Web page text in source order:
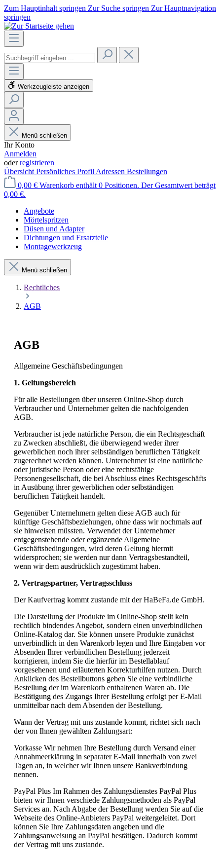
Zum Hauptinhalt springen Zur Suche springen Zur Hauptnavigation
springen
Werkzeugleiste anzeigen
Menü schließen
Ihr Konto
Anmelden
oderregistrieren
Übersicht Persönliches Profil Adressen Bestellungen
0,00 € Warenkorb enthält 0 Positionen. Der Gesamtwert beträgt
0,00 €.
Angebote
Mörtelspritzen
Düsen und Adapter
Dichtungen und Ersatzteile
Montagewerkzeug
Menü schließen
Rechtliches
AGB
AGB
Allgemeine Geschäftsbedingungen
1. Geltungsbereich
Für alle Bestellungen über unseren Online-Shop durch
Verbraucher und Unternehmer gelten die nachfolgenden
AGB.
Verbraucher ist jede natürliche Person, die ein Rechtsgeschäft
zu Zwecken abschließt, die überwiegend weder ihrer
gewerblichen noch ihrer selbständigen beruflichen Tätigkeit
zugerechnet werden können. Unternehmer ist eine natürliche
oder juristische Person oder eine rechtsfähige
Personengesellschaft, die bei Abschluss eines Rechtsgeschäfts
in Ausübung ihrer gewerblichen oder selbständigen
beruflichen Tätigkeit handelt.
Gegenüber Unternehmern gelten diese AGB auch für
künftige Geschäftsbeziehungen, ohne dass wir nochmals auf
sie hinweisen müssten. Verwendet der Unternehmer
entgegenstehende oder ergänzende Allgemeine
Geschäftsbedingungen, wird deren Geltung hiermit
widersprochen; sie werden nur dann Vertragsbestandteil,
wenn wir dem ausdrücklich zugestimmt haben.
2. Vertragspartner, Vertragsschluss
Der Kaufvertrag kommt zustande mit der HaBeFa.de GmbH.
Die Darstellung der Produkte im Online-Shop stellt kein
rechtlich bindendes Angebot, sondern einen unverbindlichen
Online-Katalog dar. Sie können unsere Produkte zunächst
unverbindlich in den Warenkorb legen und Ihre Eingaben vor
Absenden Ihrer verbindlichen Bestellung jederzeit
korrigieren, indem Sie die hierfür im Bestellablauf
vorgesehenen und erläuterten Korrekturhilfen nutzen. Durch
Anklicken des Bestellbuttons geben Sie eine verbindliche
Bestellung der im Warenkorb enthaltenen Waren ab. Die
Bestätigung des Zugangs Ihrer Bestellung erfolgt per E-Mail
unmittelbar nach dem Absenden der Bestellung.
Wann der Vertrag mit uns zustande kommt, richtet sich nach
der von Ihnen gewählten Zahlungsart:
Vorkasse Wir nehmen Ihre Bestellung durch Versand einer
Annahmeerklärung in separater E-Mail innerhalb von zwei
Tagen an, in welcher wir Ihnen unsere Bankverbindung
nennen.
PayPal Plus Im Rahmen des Zahlungsdienstes PayPal Plus
bieten wir Ihnen verschiede Zahlungsmethoden als PayPal
Services an. Nach Abgabe der Bestellung werden Sie auf die
Webseite des Online-Anbieters PayPal weitergeleitet. Dort
können Sie Ihre Zahlungsdaten angeben und die
Zahlungsanweisung an PayPal bestätigen. Dadurch kommt
der Vertrag mit uns zustande.